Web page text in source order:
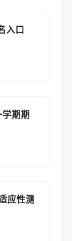
入口
期期
应性测